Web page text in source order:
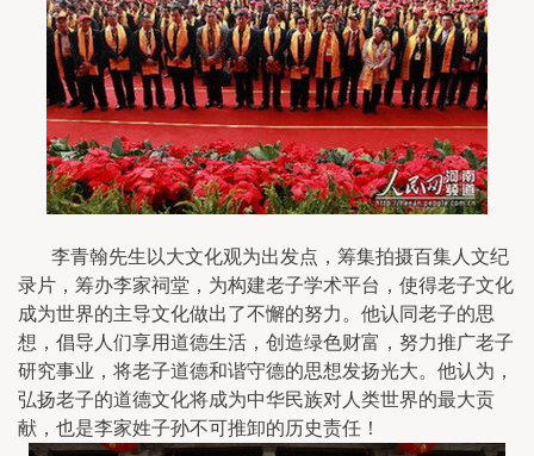
李青翰先生以大文化观为出发点，筹集拍摄百集人文纪
录片，筹办李家祠堂，为构建老子学术平台，使得老子文化
成为世界的主导文化做出了不懈的努力。他认同老子的思
想，倡导人们享用道德生活，创造绿色财富，努力推广老子
研究事业，将老子道德和谐守德的思想发扬光大。他认为，
弘扬老子的道德文化将成为中华民族对人类世界的最大贡
献，也是李家姓子孙不可推卸的历史责任！